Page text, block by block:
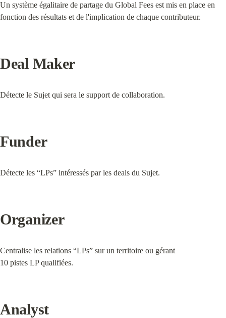
Un système égalitaire de partage du Global Fees est mis en place en
fonction des résultats et de l'implication de chaque contributeur.
Deal Maker
Détecte le Sujet qui sera le support de collaboration.
Funder
Détecte les “LPs” intéressés par les deals du Sujet.
Organizer
Centralise les relations “LPs” sur un territoire ou gérant
10 pistes LP qualifiées.
Analyst